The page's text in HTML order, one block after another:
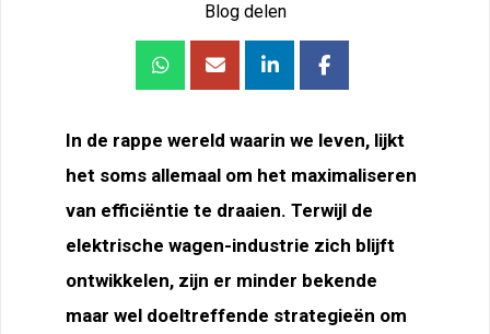
Blog delen
In de rappe wereld waarin we leven, lijkt
het soms allemaal om het maximaliseren
van efficiëntie te draaien. Terwijl de
elektrische wagen-industrie zich blijft
ontwikkelen, zijn er minder bekende
maar wel doeltreffende strategieën om